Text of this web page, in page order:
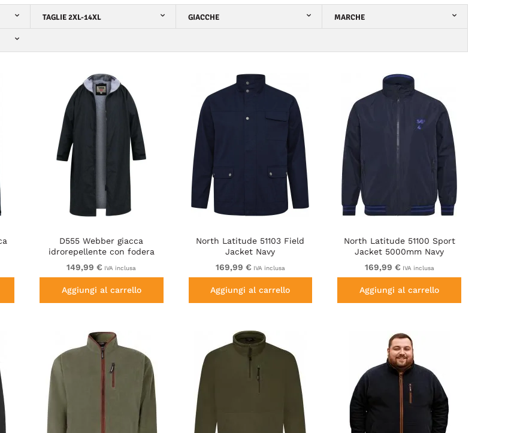
TAGLIE 2XL-14XL GIACCHE MARCHE
D555 Webber giacca
idrorepellente con fodera
sherpa nera
149,99 € IVA inclusa
Aggiungi al carrello
North Latitude 51103 Field
Jacket Navy
169,99 € IVA inclusa
Aggiungi al carrello
North Latitude 51100 Sport
Jacket 5000mm Navy
169,99 € IVA inclusa
Aggiungi al carrello